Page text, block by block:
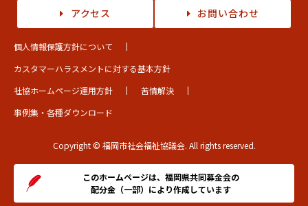
アクセス お問い合わせ
個人情報保護方針について
カスタマーハラスメントに対する基本方針
社協ホームページ運用方針
苦情解決
事例集・各種ダウンロード
Copyright © 福岡市社会福祉協議会. All rights reserved.
このホームページは、福岡県共同募金会の
配分金（一部）により作成しています